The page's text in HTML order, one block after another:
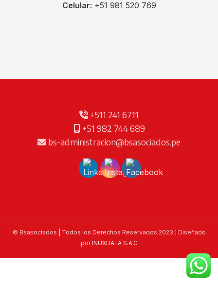
Celular: +51 981 520 769
+511 241 6711
+51 982 744 689
bs-administracion@bsasociados.pe
© Bsasociados | Todos los Derechos Reservados 2023 | Diseñado
porINUXDATA S.A.C